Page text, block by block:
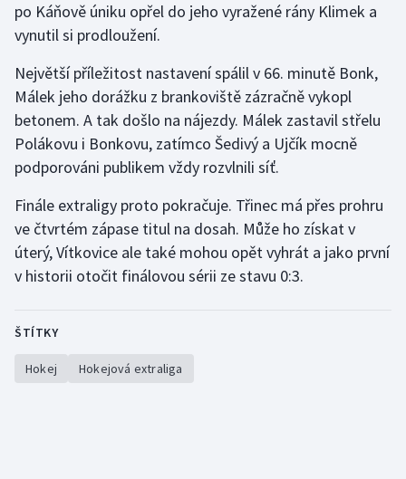
Veslování
Volejbal
Ostatní
po Káňově úniku opřel do jeho vyražené rány Klimek a
vynutil si prodloužení.
Největší příležitost nastavení spálil v 66. minutě Bonk,
Málek jeho dorážku z brankoviště zázračně vykopl
betonem. A tak došlo na nájezdy. Málek zastavil střelu
Polákovu i Bonkovu, zatímco Šedivý a Ujčík mocně
podporováni publikem vždy rozvlnili síť.
Finále extraligy proto pokračuje. Třinec má přes prohru
ve čtvrtém zápase titul na dosah. Může ho získat v
úterý, Vítkovice ale také mohou opět vyhrát a jako první
v historii otočit finálovou sérii ze stavu 0:3.
ŠTÍTKY
Hokej Hokejová extraliga